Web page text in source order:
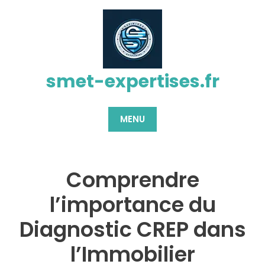
smet-expertises.fr
MENU
Comprendre
l’importance du
Diagnostic CREP dans
l’Immobilier